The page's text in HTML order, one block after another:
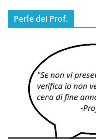
Perle dei Prof.